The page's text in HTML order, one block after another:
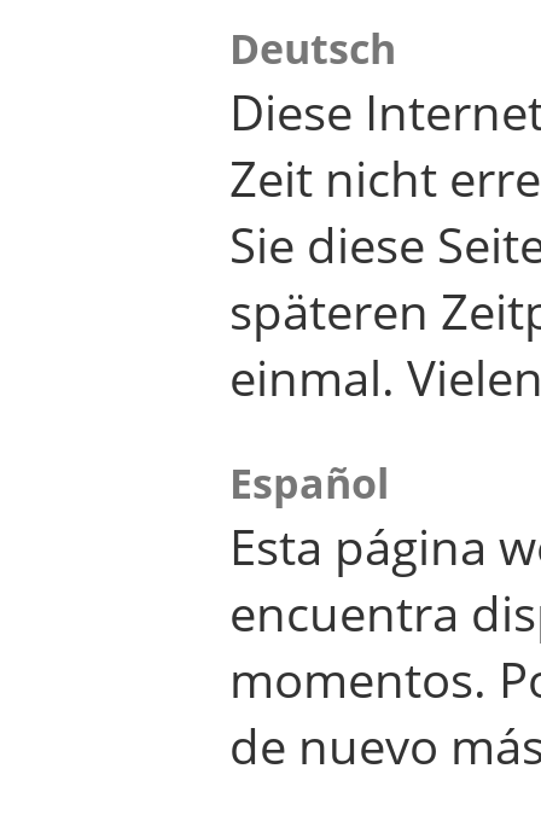
Deutsch
Diese
Zeit nicht
Sie diese
späteren
einmal.
Español
Esta página
encuentra
momentos.
de nuevo